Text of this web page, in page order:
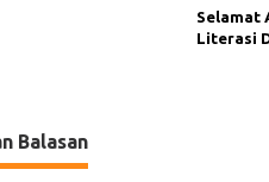
Selamat
Literasi
Balasan